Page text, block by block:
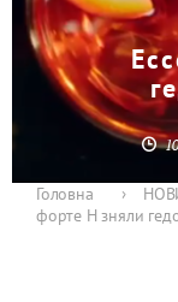
Головна ›
форте Н зняли